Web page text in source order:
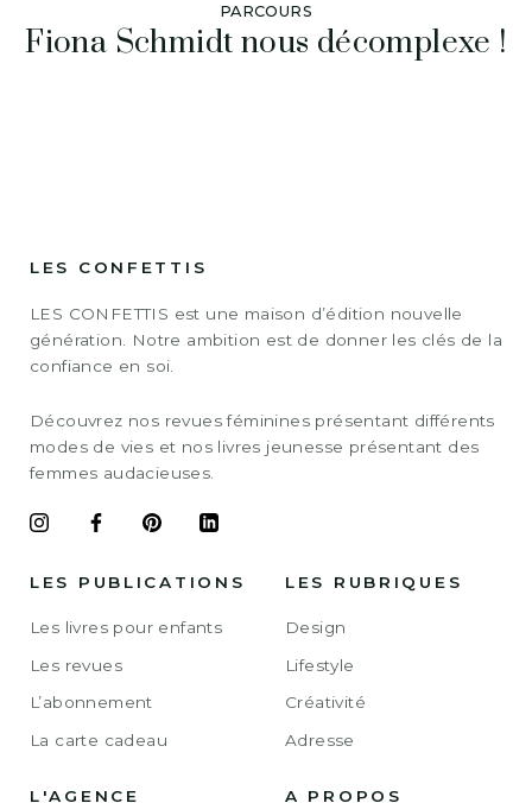
PARCOURS
Fiona Schmidt nous décomplexe !
LES CONFETTIS
LES CONFETTIS est une maison d’édition nouvelle
génération. Notre ambition est de donner les clés de la
confiance en soi.
Découvrez nos revues féminines présentant différents
modes de vies et nos livres jeunesse présentant des
femmes audacieuses.
LES PUBLICATIONS
Les livres pour enfants
Les revues
L’abonnement
La carte cadeau
LES RUBRIQUES
Design
Lifestyle
Créativité
Adresse
L'AGENCE A PROPOS